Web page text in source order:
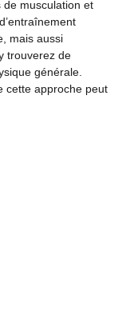
de musculation et
mais aussi
trouverez de
générale.
cette approche peut